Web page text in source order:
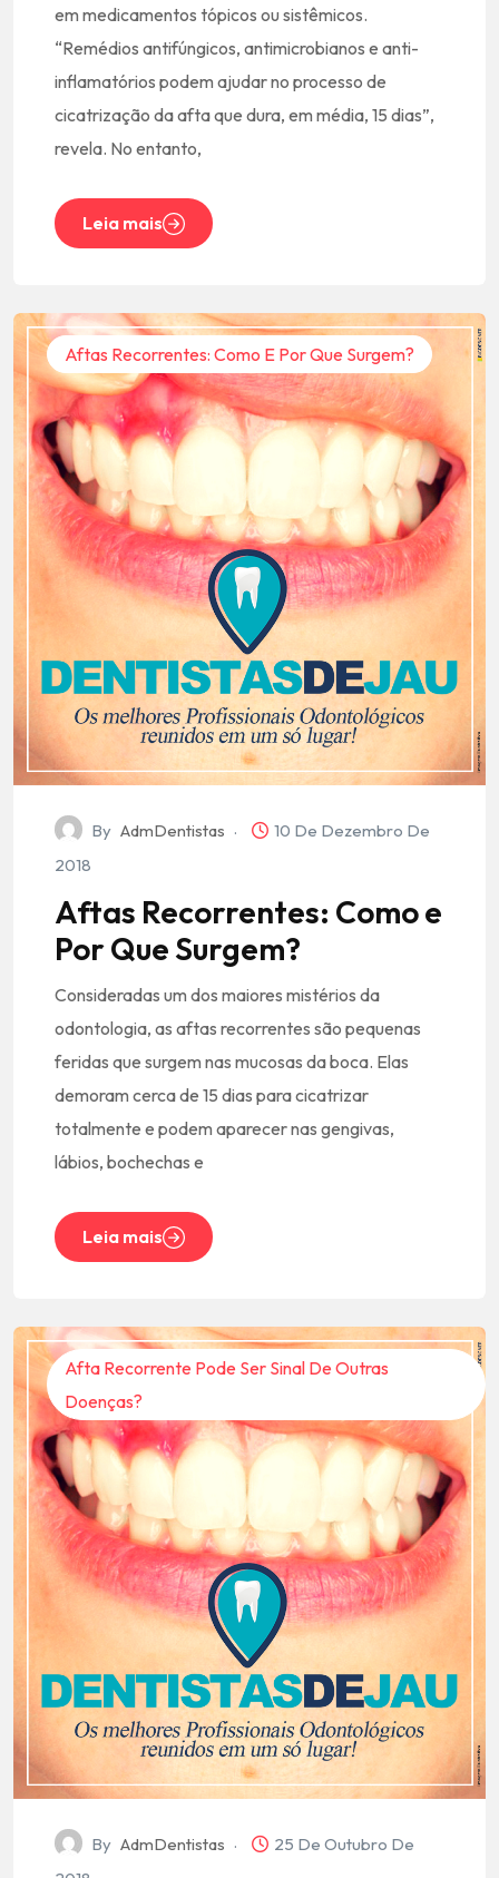
em medicamentos tópicos ou sistêmicos.
“Remédios antifúngicos, antimicrobianos e anti-
inflamatórios podem ajudar no processo de
cicatrização da afta que dura, em média, 15 dias”,
revela. No entanto,
Leia mais
Aftas Recorrentes: Como E Por Que Surgem?
By AdmDentistas
10 De Dezembro De
2018
Aftas Recorrentes: Como e
Por Que Surgem?
Consideradas um dos maiores mistérios da
odontologia, as aftas recorrentes são pequenas
feridas que surgem nas mucosas da boca. Elas
demoram cerca de 15 dias para cicatrizar
totalmente e podem aparecer nas gengivas,
lábios, bochechas e
Leia mais
Afta Recorrente Pode Ser Sinal De Outras
Doenças?
By AdmDentistas
25 De Outubro De